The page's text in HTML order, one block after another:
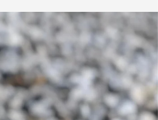
で、地球に優しい洗剤の一つとして注目されてい
ます。 この植物の実にはサポニンという天然の
面活性剤が含まれており、泡立ちが良く洗浄効果
があります。 ムクロジを使った洗濯は、 環境負
を低減する手段としてオススメしたいエコアクシ
ョンで...